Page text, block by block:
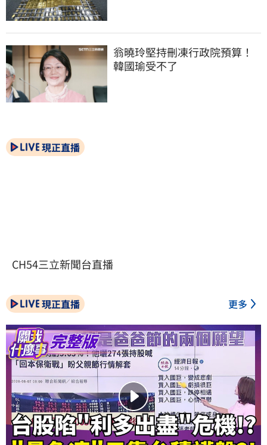
翁曉玲堅持刪凍行政院預算！
韓國瑜受不了
現正直播
CH54三立新聞台直播
現正直播 更多